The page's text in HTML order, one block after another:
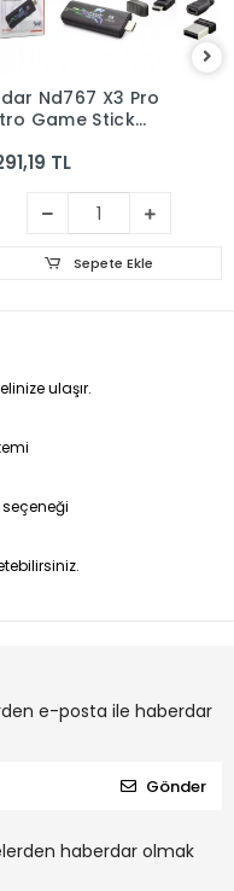
Nd767 X3 Pro
Game Stick
2.4G Kablosuz
TL
Sepete Ekle
ulaşır.
e-posta ile haberdar
Gönder
haberdar olmak